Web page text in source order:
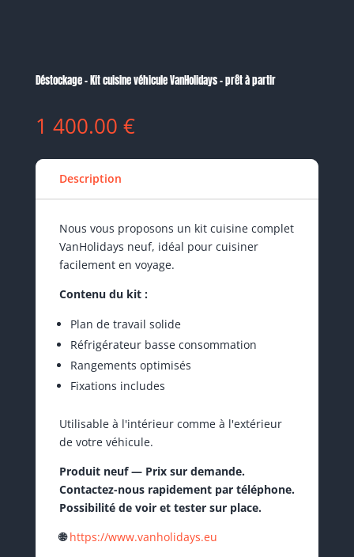
Déstockage – Kit cuisine véhicule VanHolidays – prêt à partir
1 400.00 €
Description
Nous vous proposons un kit cuisine complet
VanHolidays neuf, idéal pour cuisiner
facilement en voyage.
Contenu du kit :
Plan de travail solide
Réfrigérateur basse consommation
Rangements optimisés
Fixations includes
Utilisable à l'intérieur comme à l'extérieur
de votre véhicule.
Produit neuf — Prix sur demande.
Contactez-nous rapidement par téléphone.
Possibilité de voir et tester sur place.
🌐https://www.vanholidays.eu